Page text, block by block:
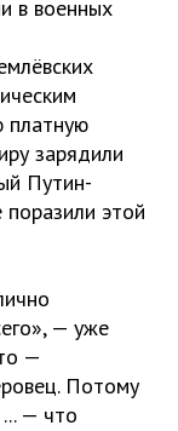
в военных
платную
зарядили
Путин-
этой
— уже
—
Потому
— что